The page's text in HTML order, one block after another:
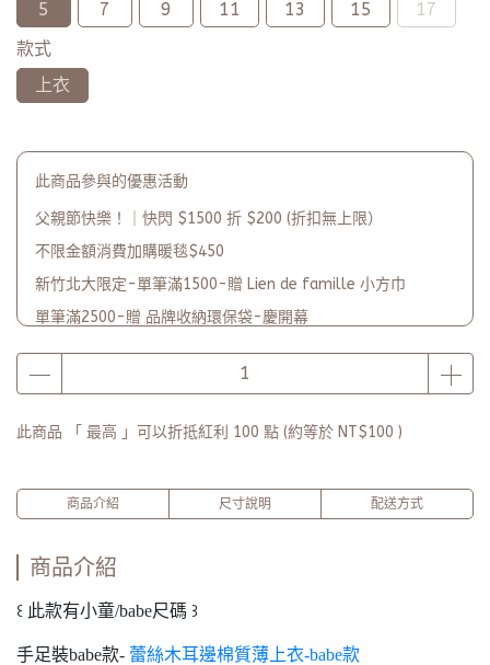
5
7 9 11 13 15
17
款式
上衣
此商品參與的優惠活動
父親節快樂！｜快閃 $1500 折 $200 (折扣無上限）
不限金額消費加購暖毯$450
新竹北大限定-單筆滿1500-贈 Lien de famille 小方巾
單筆滿2500-贈 品牌收納環保袋-慶開幕
品牌2週年PARTY單筆滿$5000-贈【品牌多功能披肩暖毯】(數
量有限送完為止)
此商品 「 最高 」可以折抵紅利 100 點 (約等於 NT$100 )
商品介紹 尺寸說明 配送方式
商品介紹
꒰ 此款有小童/babe尺碼 ꒱
手足裝babe款- 蕾絲木耳邊棉質薄上衣-babe款